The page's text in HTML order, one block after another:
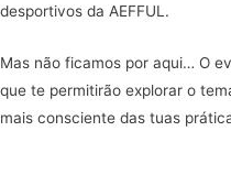
desportivos da AEFFUL.
Mas não ficamos por aqui… O
que te permitirão explorar o
mais consciente das tuas